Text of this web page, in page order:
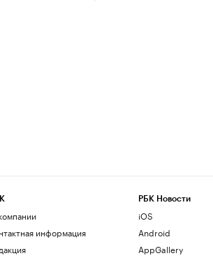
информация
РБК Новости
iOS
Android
AppGallery